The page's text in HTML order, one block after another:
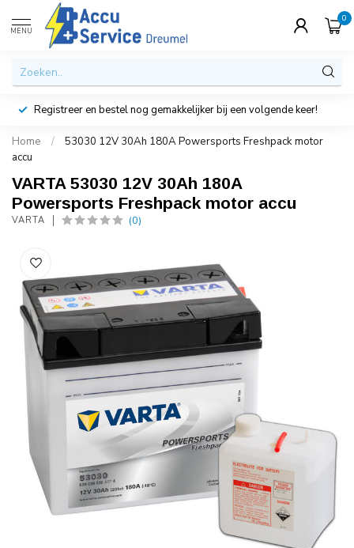
MENU
0
Registreer en bestel nog gemakkelijker bij een volgende keer!
Home /
53030 12V 30Ah 180A Powersports Freshpack motor
accu
VARTA 53030 12V 30Ah 180A
Powersports Freshpack motor accu
VARTA (0)